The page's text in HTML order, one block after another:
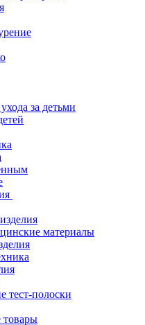
за детьми
материалы
тест-полоски